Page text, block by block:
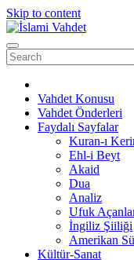
Skip to content
Vahdet Konusu
Vahdet Önderleri
Faydalı Sayfalar
Kuran-ı
Ehl-i Beyt
Akaid
Dua
Analiz
Ufuk
İngiliz Şiiliği
Amerikan
Kültür-Sanat